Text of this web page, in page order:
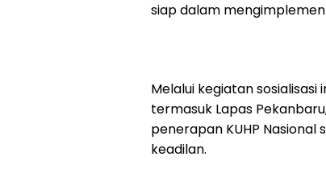
siap dalam
Melalui kegiatan
termasuk Lapas
penerapan KUHP
keadilan.